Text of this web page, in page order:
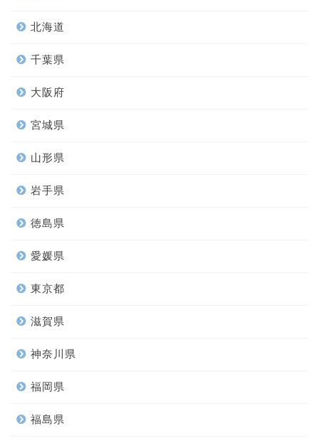
北海道
千葉県
大阪府
宮城県
山形県
岩手県
徳島県
愛媛県
東京都
滋賀県
神奈川県
福岡県
福島県